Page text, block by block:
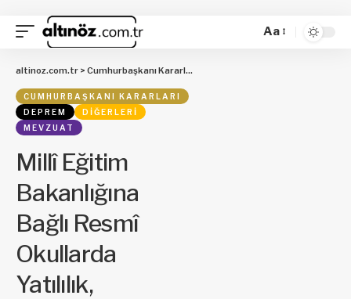
Aa
altinoz.com.tr > Cumhurbaşkanı Kararları
CUMHURBAŞKANI KARARLARI
DEPREM
DIĞERLERI
MEVZUAT
Millî Eğitim
Bakanlığına
Bağlı Resmî
Okullarda
Yatılılık,